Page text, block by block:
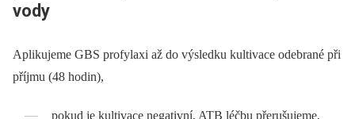
vody
Aplikujeme GBS profylaxi až do výsledku kultivace odebrané při
příjmu (48 hodin),
pokud je kultivace negativní, ATB léčbu přerušujeme,